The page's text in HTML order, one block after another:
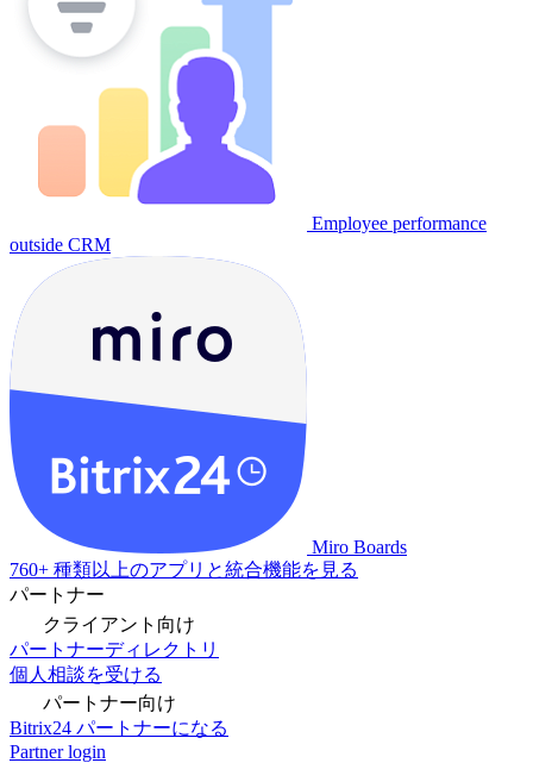
Employee performance
outside CRM
Miro Boards
760+ 種類以上のアプリと統合機能を見る
パートナー
クライアント向け
パートナーディレクトリ
個人相談を受ける
パートナー向け
Bitrix24 パートナーになる
Partner login